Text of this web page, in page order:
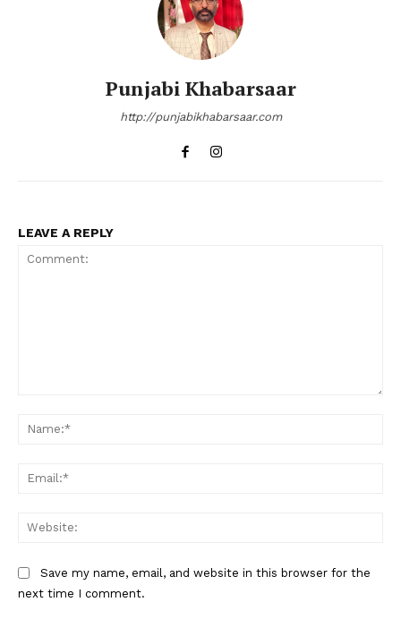
Punjabi Khabarsaar
http://punjabikhabarsaar.com
LEAVE A REPLY
Save my name, email, and website in this browser for the
next time I comment.